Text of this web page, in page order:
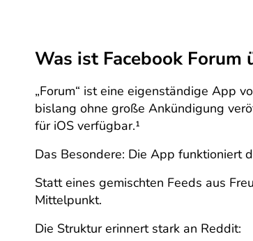
Was ist Facebook Forum
„Forum“ ist eine eigenständige App
bislang ohne große Ankündigung
für iOS verfügbar.¹
Das Besondere: Die App funktioniert
Statt eines gemischten Feeds aus
Mittelpunkt.
Die Struktur erinnert stark an Reddit: